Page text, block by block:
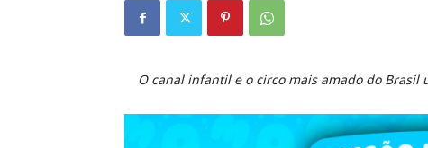
O canal infantil e o circo mais amado do